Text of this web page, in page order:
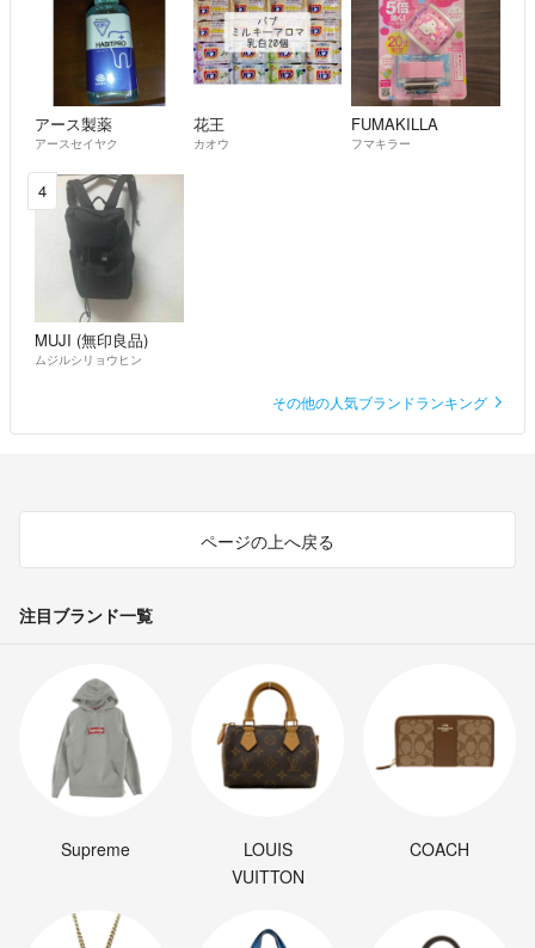
アース製薬
アースセイヤク
花王
カオウ
FUMAKILLA
フマキラー
4
MUJI (無印良品)
ムジルシリョウヒン
その他の人気ブランドランキング
ページの上へ戻る
注目ブランド一覧
Supreme
LOUIS
VUITTON
COACH